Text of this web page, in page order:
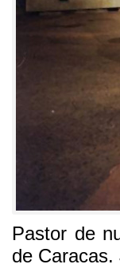
Pastor de
de Caracas.